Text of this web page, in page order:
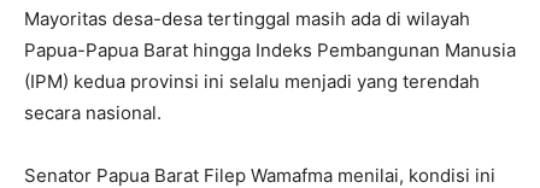
Mayoritas desa-desa tertinggal masih ada di wilayah
Papua-Papua Barat hingga Indeks Pembangunan Manusia
(IPM) kedua provinsi ini selalu menjadi yang terendah
secara nasional.
Senator Papua Barat Filep Wamafma menilai, kondisi ini